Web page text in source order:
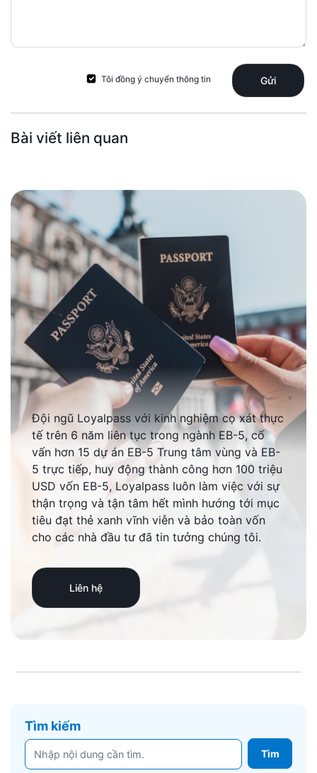
Tôi đồng ý chuyển thông tin Gửi
Bài viết liên quan
Đội ngũ Loyalpass với kinh nghiệm cọ xát thực
tế trên 6 năm liên tục trong ngành EB-5, cố
vấn hơn 15 dự án EB-5 Trung tâm vùng và EB-
5 trực tiếp, huy động thành công hơn 100 triệu
USD vốn EB-5, Loyalpass luôn làm việc với sự
thận trọng và tận tâm hết mình hướng tới mục
tiêu đạt thẻ xanh vĩnh viễn và bảo toàn vốn
cho các nhà đầu tư đã tin tưởng chúng tôi.
Liên hệ
Tìm kiếm